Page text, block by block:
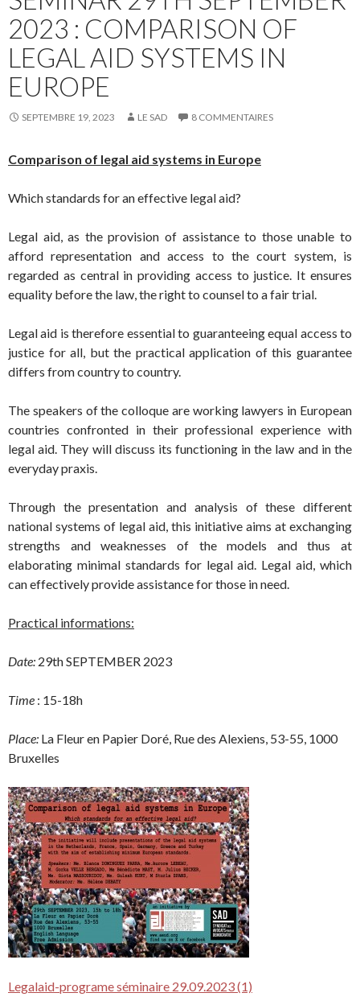
2023 : COMPARISON OF
LEGAL AID SYSTEMS IN
EUROPE
SEPTEMBRE 19, 2023 LE SAD 8 COMMENTAIRES
Comparison of legal aid systems in Europe
Which standards for an effective legal aid?
Legal aid, as the provision of assistance to those unable to
afford representation and access to the court system, is
regarded as central in providing access to justice. It ensures
equality before the law, the right to counsel to a fair trial.
Legal aid is therefore essential to guaranteeing equal access to
justice for all, but the practical application of this guarantee
differs from country to country.
The speakers of the colloque are working lawyers in European
countries confronted in their professional experience with
legal aid. They will discuss its functioning in the law and in the
everyday praxis.
Through the presentation and analysis of these different
national systems of legal aid, this initiative aims at exchanging
strengths and weaknesses of the models and thus at
elaborating minimal standards for legal aid. Legal aid, which
can effectively provide assistance for those in need.
Practical informations:
Date: 29th SEPTEMBER 2023
Time : 15-18h
Place: La Fleur en Papier Doré, Rue des Alexiens, 53-55, 1000
Bruxelles
Legalaid-programe séminaire 29.09.2023 (1)